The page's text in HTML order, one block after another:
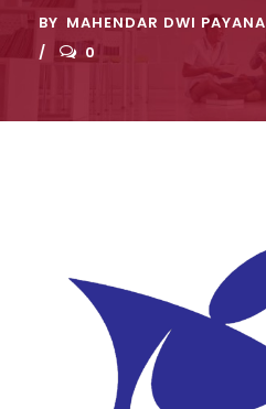
BY MAHENDAR DWI PAYANA
0